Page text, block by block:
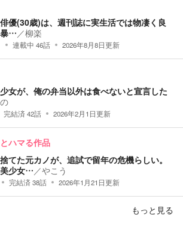
優(30歳)は、週刊誌に実生活では物凄く良
暴… ／柳楽
連載中 46話 2026年8月8日更新
女が、俺の弁当以外は食べないと宣言した
完結済42話 2026年2月1日更新
ハマる作品
てた元カノが、追試で留年の危機らしい。
少女… ／やこう
完結済38話 2026年1月21日更新
もっと見る